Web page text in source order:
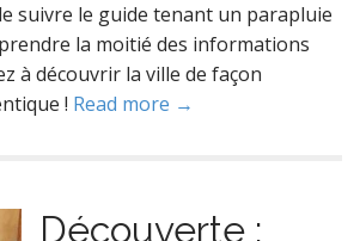
suivre le guide tenant un parapluie
la moitié des informations
à découvrir la ville de façon
! Read more →
Découverte :